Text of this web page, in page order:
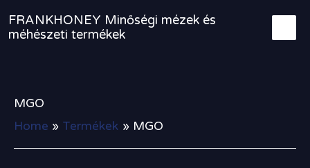
content
FRANKHONEY Minőségi mézek és
méhészeti termékek
MGO
Home
Termékek MGO